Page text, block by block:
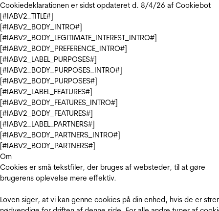
Cookiedeklarationen er sidst opdateret d. 8/4/26 af Cookiebot
[#IABV2_TITLE#]
[#IABV2_BODY_INTRO#]
[#IABV2_BODY_LEGITIMATE_INTEREST_INTRO#]
[#IABV2_BODY_PREFERENCE_INTRO#]
[#IABV2_LABEL_PURPOSES#]
[#IABV2_BODY_PURPOSES_INTRO#]
[#IABV2_BODY_PURPOSES#]
[#IABV2_LABEL_FEATURES#]
[#IABV2_BODY_FEATURES_INTRO#]
[#IABV2_BODY_FEATURES#]
[#IABV2_LABEL_PARTNERS#]
[#IABV2_BODY_PARTNERS_INTRO#]
[#IABV2_BODY_PARTNERS#]
Om
Cookies er små tekstfiler, der bruges af websteder, til at gøre
brugerens oplevelse mere effektiv.
Loven siger, at vi kan genne cookies på din enhed, hvis de er